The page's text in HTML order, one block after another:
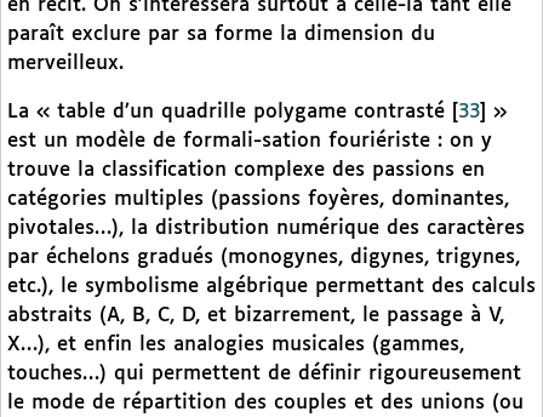
en récit. On s’intéressera surtout à celle-là tant elle
paraît exclure par sa forme la dimension du
merveilleux.
La « table d’un quadrille polygame contrasté 33
»
est un modèle de formali-sation fouriériste : on y
trouve la classification complexe des passions en
catégories multiples (passions foyères, dominantes,
pivotales…), la distribution numérique des caractères
par échelons gradués (monogynes, digynes, trigynes,
etc.), le symbolisme algébrique permettant des calculs
abstraits (A, B, C, D, et bizarrement, le passage à V,
X…), et enfin les analogies musicales (gammes,
touches…) qui permettent de définir rigoureusement
le mode de répartition des couples et des unions (ou